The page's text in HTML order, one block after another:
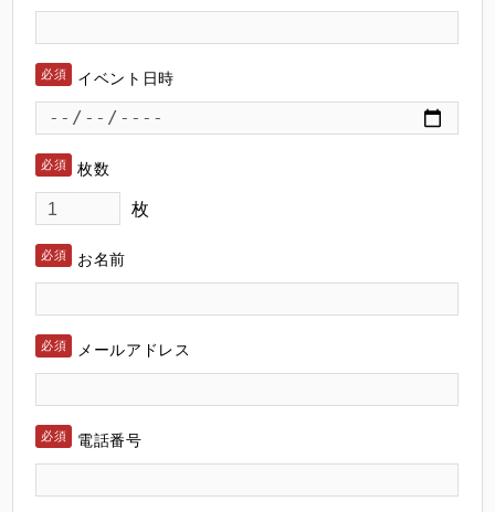
イベント日時
枚数
枚
お名前
メールアドレス
電話番号